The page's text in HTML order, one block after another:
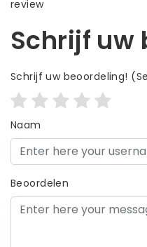
review
Schrijf uw
Schrijf uw beoordeling!
Naam
Beoordelen